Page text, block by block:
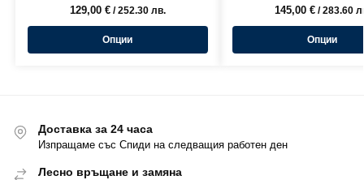
129,00 € / 252.30 лв.
Опции
145,00 € / 283.60
Опции
Доставка за 24 часа
Изпращаме със Спиди на следващия работен ден
Лесно връщане и замяна